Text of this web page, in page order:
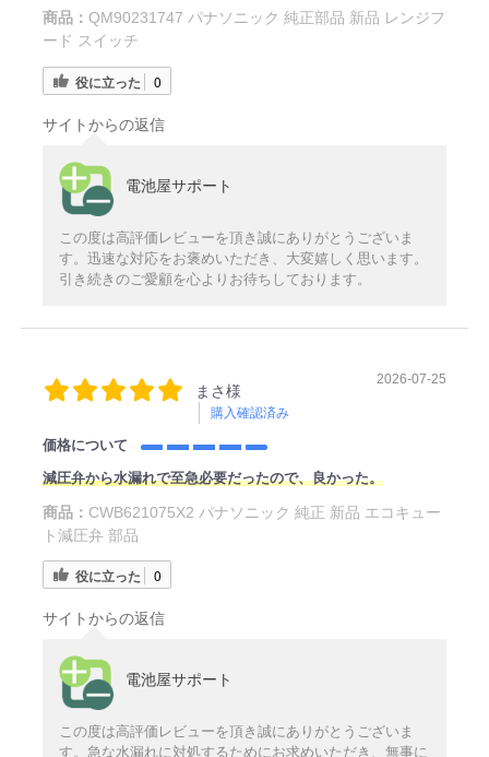
商品： QM90231747 パナソニック 純正部品 新品 レンジフ
ード スイッチ
役に立った 0
サイトからの返信
電池屋サポート
この度は高評価レビューを頂き誠にありがとうございま
す。迅速な対応をお褒めいただき、大変嬉しく思います。
引き続きのご愛顧を心よりお待ちしております。
まさ様
購入確認済み
2026-07-25
価格について
減圧弁から水漏れで至急必要だったので、良かった。
商品： CWB621075X2 パナソニック 純正 新品 エコキュー
ト減圧弁 部品
役に立った 0
サイトからの返信
電池屋サポート
この度は高評価レビューを頂き誠にありがとうございま
す。急な水漏れに対処するためにお求めいただき、無事に